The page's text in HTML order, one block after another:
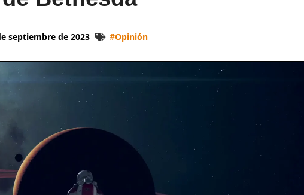
septiembre de 2023 #Opinión